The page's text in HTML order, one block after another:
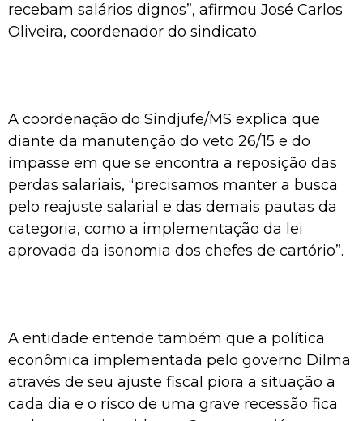
recebam salários dignos”, afirmou José Carlos
Oliveira, coordenador do sindicato.
A coordenação do Sindjufe/MS explica que
diante da manutenção do veto 26/15 e do
impasse em que se encontra a reposição das
perdas salariais, “precisamos manter a busca
pelo reajuste salarial e das demais pautas da
categoria, como a implementação da lei
aprovada da isonomia dos chefes de cartório”.
A entidade entende também que a política
econômica implementada pelo governo Dilma
através de seu ajuste fiscal piora a situação a
cada dia e o risco de uma grave recessão fica